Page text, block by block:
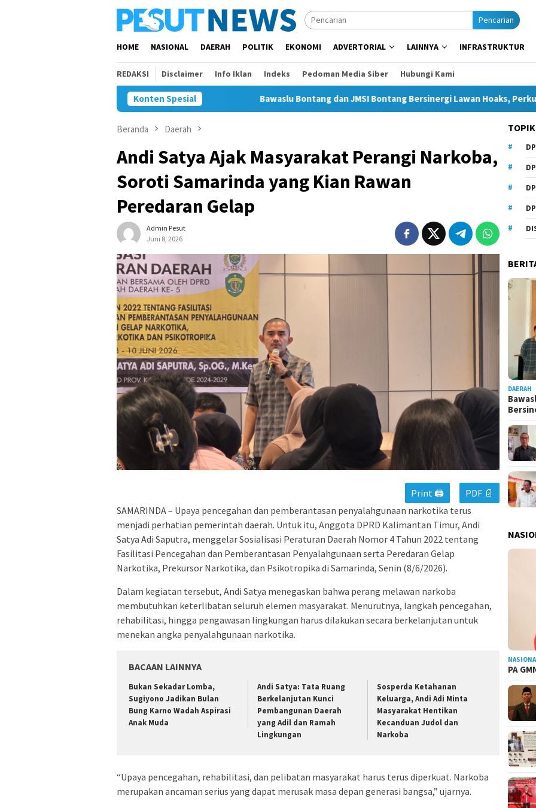
Pencarian
HOME NASIONAL DAERAH POLITIK EKONOMI ADVERTORIAL LAINNYA INFRASTRUKTUR
REDAKSI Disclaimer Info Iklan Indeks Pedoman Media Siber Hubungi Kami
Konten Spesial Bawaslu Bontang dan JMSI Bontang Bersinergi Lawan Hoaks, Perkuat
Beranda Daerah
Andi Satya Ajak Masyarakat Perangi Narkoba,
Soroti Samarinda yang Kian Rawan
Peredaran Gelap
Admin Pesut
Juni 8, 2026
Print 🖨
PDF 📄
SAMARINDA – Upaya pencegahan dan pemberantasan penyalahgunaan narkotika terus
menjadi perhatian pemerintah daerah. Untuk itu, Anggota DPRD Kalimantan Timur, Andi
Satya Adi Saputra, menggelar Sosialisasi Peraturan Daerah Nomor 4 Tahun 2022 tentang
Fasilitasi Pencegahan dan Pemberantasan Penyalahgunaan serta Peredaran Gelap
Narkotika, Prekursor Narkotika, dan Psikotropika di Samarinda, Senin (8/6/2026).
Dalam kegiatan tersebut, Andi Satya menegaskan bahwa perang melawan narkoba
membutuhkan keterlibatan seluruh elemen masyarakat. Menurutnya, langkah pencegahan,
rehabilitasi, hingga pengawasan lingkungan harus dilakukan secara berkelanjutan untuk
menekan angka penyalahgunaan narkotika.
BACAAN LAINNYA
Bukan Sekadar Lomba,
Sugiyono Jadikan Bulan
Bung Karno Wadah Aspirasi
Anak Muda
Andi Satya: Tata Ruang
Berkelanjutan Kunci
Pembangunan Daerah
yang Adil dan Ramah
Lingkungan
Sosperda Ketahanan
Keluarga, Andi Adi Minta
Masyarakat Hentikan
Kecanduan Judol dan
Narkoba
“Upaya pencegahan, rehabilitasi, dan pelibatan masyarakat harus terus diperkuat. Narkoba
merupakan ancaman serius yang dapat merusak masa depan generasi bangsa,” ujarnya.
DAERAH
PA